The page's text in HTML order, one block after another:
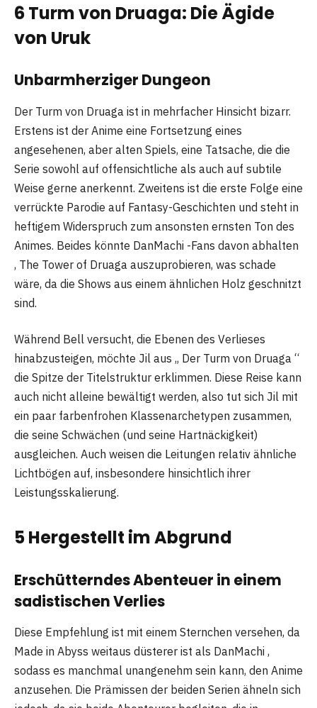
6 Turm von Druaga: Die Ägide
von Uruk
Unbarmherziger Dungeon
Der Turm von Druaga ist in mehrfacher Hinsicht bizarr.
Erstens ist der Anime eine Fortsetzung eines
angesehenen, aber alten Spiels, eine Tatsache, die die
Serie sowohl auf offensichtliche als auch auf subtile
Weise gerne anerkennt. Zweitens ist die erste Folge eine
verrückte Parodie auf Fantasy-Geschichten und steht in
heftigem Widerspruch zum ansonsten ernsten Ton des
Animes. Beides könnte DanMachi -Fans davon abhalten
, The Tower of Druaga auszuprobieren, was schade
wäre, da die Shows aus einem ähnlichen Holz geschnitzt
sind.
Während Bell versucht, die Ebenen des Verlieses
hinabzusteigen, möchte Jil aus „ Der Turm von Druaga “
die Spitze der Titelstruktur erklimmen. Diese Reise kann
auch nicht alleine bewältigt werden, also tut sich Jil mit
ein paar farbenfrohen Klassenarchetypen zusammen,
die seine Schwächen (und seine Hartnäckigkeit)
ausgleichen. Auch weisen die Leitungen relativ ähnliche
Lichtbögen auf, insbesondere hinsichtlich ihrer
Leistungsskalierung.
5 Hergestellt im Abgrund
Erschütterndes Abenteuer in einem
sadistischen Verlies
Diese Empfehlung ist mit einem Sternchen versehen, da
Made in Abyss weitaus düsterer ist als DanMachi ,
sodass es manchmal unangenehm sein kann, den Anime
anzusehen. Die Prämissen der beiden Serien ähneln sich